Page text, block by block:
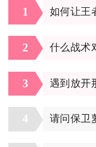
1 如何让王
2 什么战术
3 遇到放开
4 请问保卫